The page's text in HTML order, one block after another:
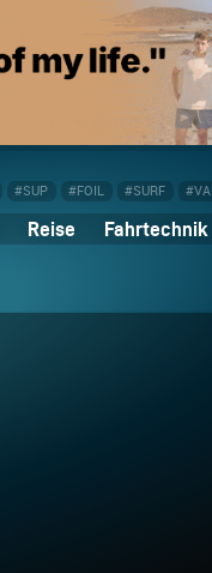
#SUP #FOIL #SURF
Reise Fahrtechnik